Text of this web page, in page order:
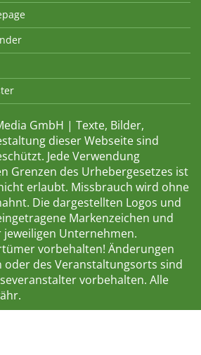
GmbH | Texte, Bilder,
dieser Webseite sind
Jede Verwendung
Grenzen des Urhebergesetzes ist
erlaubt. Missbrauch wird ohne
Die dargestellten Logos und
Markenzeichen und
Unternehmen.
vorbehalten! Änderungen
oder des Veranstaltungsorts sind
vorbehalten. Alle